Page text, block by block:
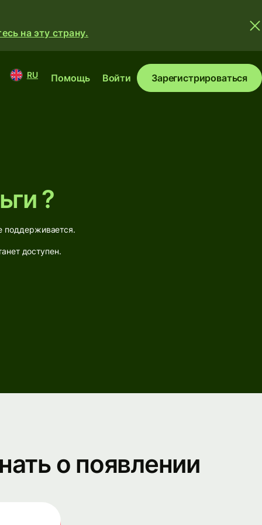
на эту страну.
RU Помощь Войти Зарегистрироваться
?
поддерживается.
доступен.
о появлении